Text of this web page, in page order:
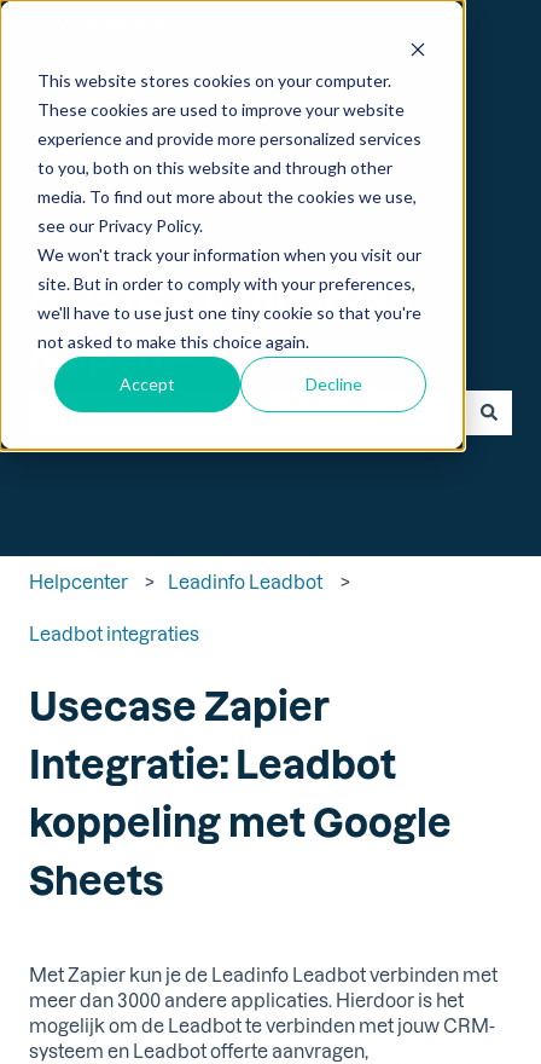
This website stores cookies on your computer.
These cookies are used to improve your website
experience and provide more personalized services
to you, both on this website and through other
media. To find out more about the cookies we use,
see our Privacy Policy.
We won't track your information when you visit our
site. But in order to comply with your preferences,
we'll have to use just one tiny cookie so that you're
not asked to make this choice again.
Accept Decline
Hi 👋 hoe kunnen we
helpen?
Er zijn geen suggesties want het zoekveld is leeg.
Helpcenter Leadinfo Leadbot
Leadbot integraties
Usecase Zapier
Integratie: Leadbot
koppeling met Google
Sheets
Met Zapier kun je de Leadinfo Leadbot verbinden met
meer dan 3000 andere applicaties. Hierdoor is het
mogelijk om de Leadbot te verbinden met jouw CRM-
systeem en Leadbot offerte aanvragen,